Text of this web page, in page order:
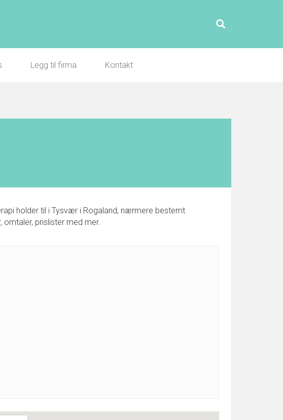
Legg til firma Kontakt
holder til i Tysvær i Rogaland, nærmere bestemt
omtaler, prislister med mer.